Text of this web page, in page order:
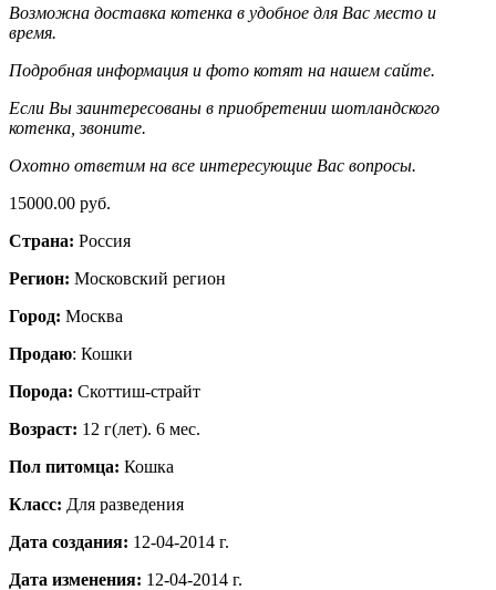
Возможна доставка котенка в удобное для Вас место и
время.
Подробная информация и фото котят на нашем сайте.
Если Вы заинтересованы в приобретении шотландского
котенка, звоните.
Охотно ответим на все интересующие Вас вопросы.
15000.00 руб.
Страна: Россия
Регион: Московский регион
Город: Москва
Продаю: Кошки
Порода: Скоттиш-страйт
Возраст: 12 г(лет). 6 мес.
Пол питомца: Кошка
Класс: Для разведения
Дата создания: 12-04-2014 г.
Дата изменения: 12-04-2014 г.